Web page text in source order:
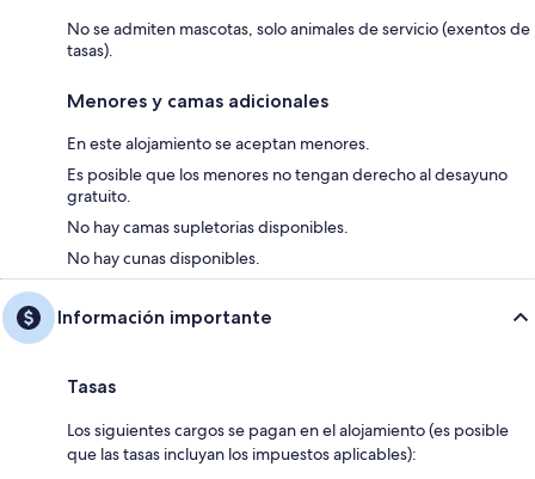
No se admiten mascotas, solo animales de servicio (exentos de
tasas).
Menores y camas adicionales
En este alojamiento se aceptan menores.
Es posible que los menores no tengan derecho al desayuno
gratuito.
No hay camas supletorias disponibles.
No hay cunas disponibles.
Información importante
Tasas
Los siguientes cargos se pagan en el alojamiento (es posible
que las tasas incluyan los impuestos aplicables):